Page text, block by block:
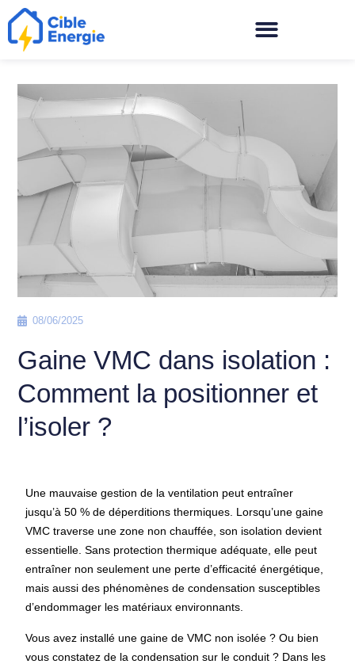
08/06/2025
Gaine VMC dans isolation :
Comment la positionner et
l’isoler ?
Une mauvaise gestion de la ventilation peut entraîner
jusqu’à 50 % de déperditions thermiques. Lorsqu’une gaine
VMC traverse une zone non chauffée, son isolation devient
essentielle. Sans protection thermique adéquate, elle peut
entraîner non seulement une perte d’efficacité énergétique,
mais aussi des phénomènes de condensation susceptibles
d’endommager les matériaux environnants.
Vous avez installé une gaine de VMC non isolée ? Ou bien
vous constatez de la condensation sur le conduit ? Dans les